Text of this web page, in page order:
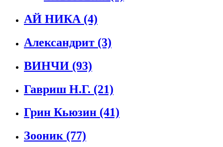
АЙ НИКА (4)
Александрит (3)
ВИНЧИ (93)
Гавриш Н.Г. (21)
Грин Кьюзин (41)
Зооник (77)